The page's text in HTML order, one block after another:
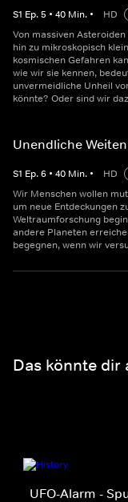
S1 Ep.5 • 40 Min. • HD
Von massiven
hin zu mikroskopisch
kosmischen Gefahren
wie wir sie kennen,
unvermeidliche Unheil
könnte? Oder sind wir
Unendliche Weiten
S1 Ep.6 • 40 Min. • HD
Wir Menschen wollen
um neue Entdeckungen
Weltraumforschung
andere Planeten
begegnen, wenn wir
Das könnte dir
UFO-Alarm -